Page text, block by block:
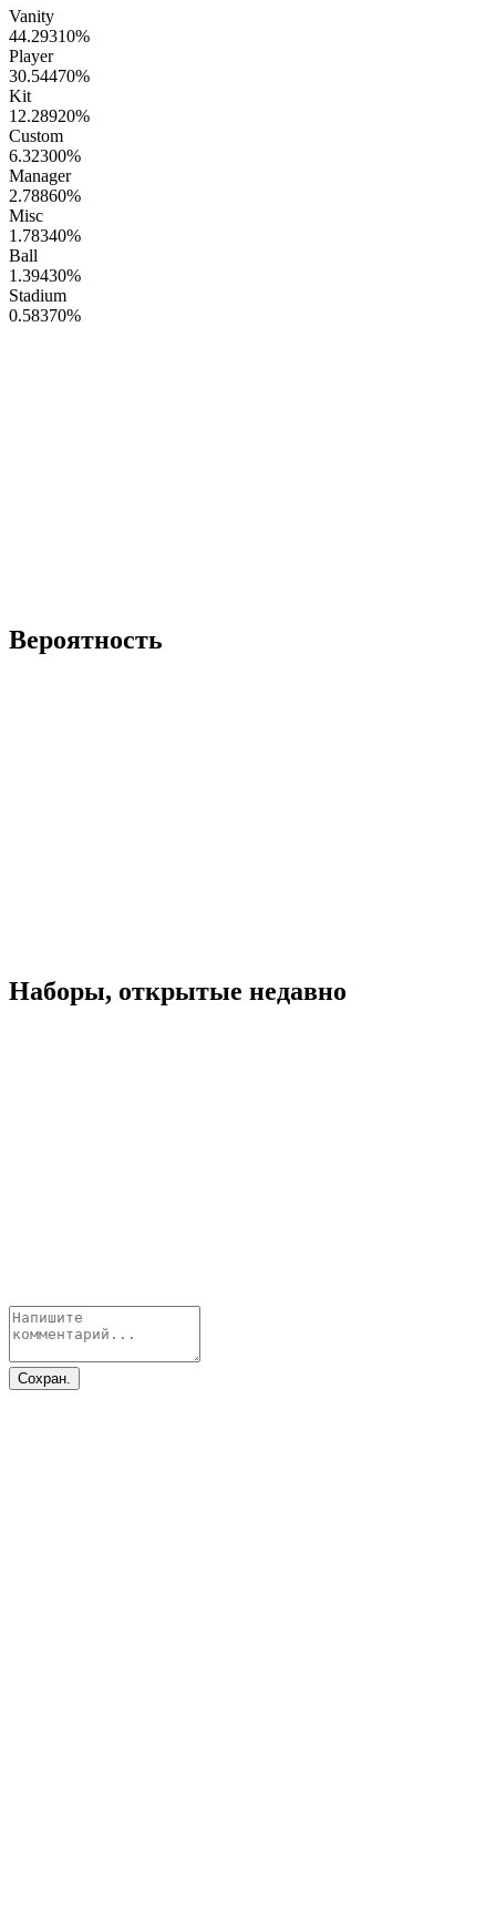
Vanity
44.29310%
Player
30.54470%
Kit
12.28920%
Custom
6.32300%
Manager
2.78860%
Misc
1.78340%
Ball
1.39430%
Stadium
0.58370%
Вероятность
Наборы, открытые недавно
Сохран.